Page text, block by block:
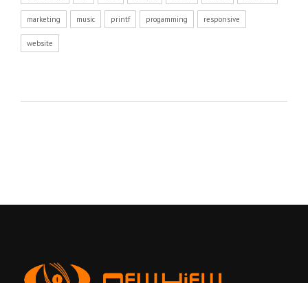
marketing music printf progamming responsive
website